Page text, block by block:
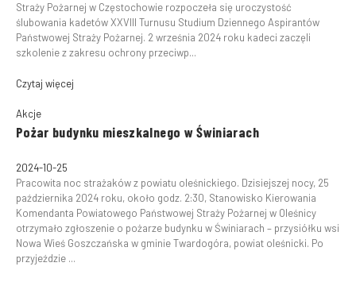
Straży Pożarnej w Częstochowie rozpoczeła się uroczystość
ślubowania kadetów XXVIII Turnusu Studium Dziennego Aspirantów
Państwowej Straży Pożarnej. 2 września 2024 roku kadeci zaczęli
szkolenie z zakresu ochrony przeciwp...
Czytaj więcej
Akcje
Pożar budynku mieszkalnego w Świniarach
2024-10-25
Pracowita noc strażaków z powiatu oleśnickiego. Dzisiejszej nocy, 25
października 2024 roku, około godz. 2:30, Stanowisko Kierowania
Komendanta Powiatowego Państwowej Straży Pożarnej w Oleśnicy
otrzymało zgłoszenie o pożarze budynku w Świniarach – przysiółku wsi
Nowa Wieś Goszczańska w gminie Twardogóra, powiat oleśnicki. Po
przyjeździe ...